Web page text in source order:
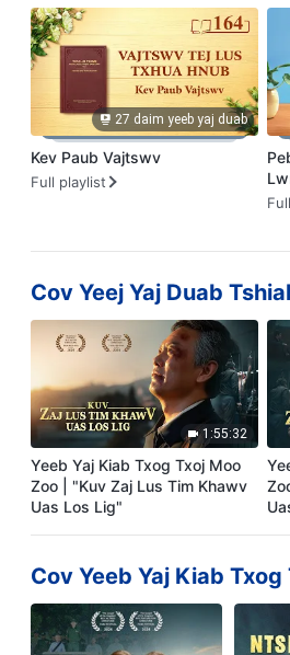
27 daim yeeb yaj duab
Kev Paub Vajtswv
Full playlist
Cov Yeej Yaj Duab
1:55:32
Yeeb Yaj Kiab Txog Txoj Moo
Zoo | "Kuv Zaj Lus Tim Khawv
Uas Los Lig"
Cov Yeeb Yaj Kiab Txog